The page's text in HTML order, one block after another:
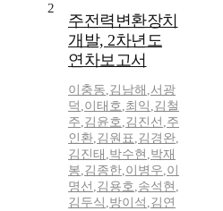
2
주전력변환장치
개발, 2차년도
연차보고서
이충동,김남해 ,서광
덕 ,이태호,최익 ,김철
주,김윤호,김진선 ,주
인환,김원표,김경완,
김진태 ,박수현 ,박재
봉,김종한,이병우,이
명선 ,김용호,송석현 ,
김두식 ,방이석 ,김연